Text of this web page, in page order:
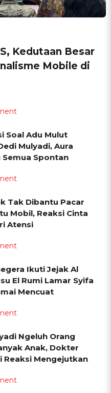
Kedutaan Besar
Mobile di
Soal Adu Mulut
Mulyadi, Aura
Semua Spontan
Tak Dibantu Pacar
Mobil, Reaksi Cinta
Atensi
Ikuti Jejak Al
El Rumi Lamar Syifa
Mencuat
Ngeluh Orang
Anak, Dokter
Reaksi Mengejutkan